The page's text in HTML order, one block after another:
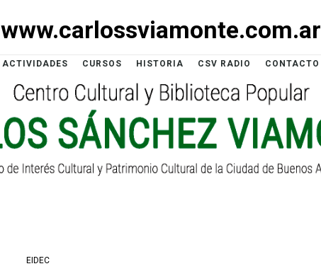
www.carlossviamonte.com.ar
ACTIVIDADES CURSOS HISTORIA CSV RADIO CONTACTO
EIDEC